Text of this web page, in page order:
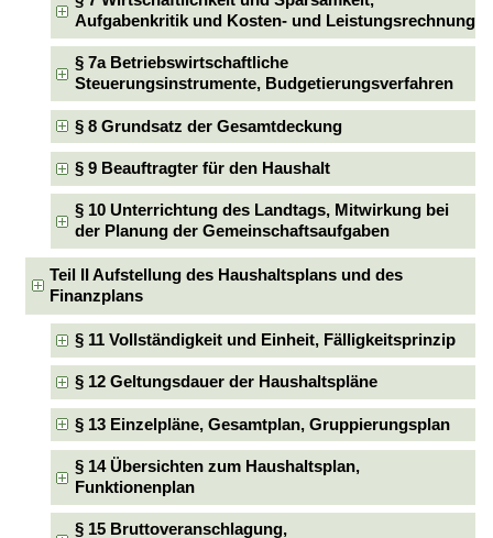
Aufgabenkritik und Kosten- und Leistungsrechnung
§ 7a Betriebswirtschaftliche
Steuerungsinstrumente, Budgetierungsverfahren
§ 8 Grundsatz der Gesamtdeckung
§ 9 Beauftragter für den Haushalt
§ 10 Unterrichtung des Landtags, Mitwirkung bei
der Planung der Gemeinschaftsaufgaben
Teil II Aufstellung des Haushaltsplans und des
Finanzplans
§ 11 Vollständigkeit und Einheit, Fälligkeitsprinzip
§ 12 Geltungsdauer der Haushaltspläne
§ 13 Einzelpläne, Gesamtplan, Gruppierungsplan
§ 14 Übersichten zum Haushaltsplan,
Funktionenplan
§ 15 Bruttoveranschlagung,